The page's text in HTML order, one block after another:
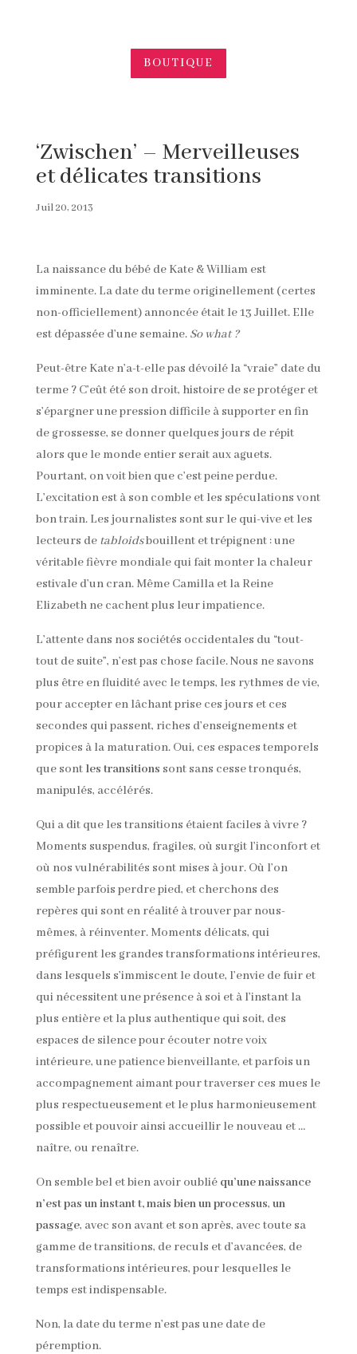
BOUTIQUE
‘Zwischen’ – Merveilleuses
et délicates transitions
Juil 20, 2013
La naissance du bébé de Kate & William est
imminente. La date du terme originellement (certes
non-officiellement) annoncée était le 13 Juillet. Elle
est dépassée d’une semaine. So what ?
Peut-être Kate n’a-t-elle pas dévoilé la “vraie” date du
terme ? C’eût été son droit, histoire de se protéger et
s’épargner une pression difficile à supporter en fin
de grossesse, se donner quelques jours de répit
alors que le monde entier serait aux aguets.
Pourtant, on voit bien que c’est peine perdue.
L’excitation est à son comble et les spéculations vont
bon train. Les journalistes sont sur le qui-vive et les
lecteurs de tabloidsbouillent et trépignent : une
véritable fièvre mondiale qui fait monter la chaleur
estivale d’un cran. Même Camilla et la Reine
Elizabeth ne cachent plus leur impatience.
L’attente dans nos sociétés occidentales du “tout-
tout de suite”, n’est pas chose facile. Nous ne savons
plus être en fluidité avec le temps, les rythmes de vie,
pour accepter en lâchant prise ces jours et ces
secondes qui passent, riches d’enseignements et
propices à la maturation. Oui, ces espaces temporels
que sont les transitions sont sans cesse tronqués,
manipulés, accélérés.
Qui a dit que les transitions étaient faciles à vivre ?
Moments suspendus, fragiles, où surgit l’inconfort et
où nos vulnérabilités sont mises à jour. Où l’on
semble parfois perdre pied, et cherchons des
repères qui sont en réalité à trouver par nous-
mêmes, à réinventer. Moments délicats, qui
préfigurent les grandes transformations intérieures,
dans lesquels s’immiscent le doute, l’envie de fuir et
qui nécessitent une présence à soi et à l’instant la
plus entière et la plus authentique qui soit, des
espaces de silence pour écouter notre voix
intérieure, une patience bienveillante, et parfois un
accompagnement aimant pour traverser ces mues le
plus respectueusement et le plus harmonieusement
possible et pouvoir ainsi accueillir le nouveau et …
naître, ou renaître.
On semble bel et bien avoir oublié qu’une naissance
n’est pas un instant t, mais bien un processus, un
passage, avec son avant et son après, avec toute sa
gamme de transitions, de reculs et d’avancées, de
transformations intérieures, pour lesquelles le
temps est indispensable.
Non, la date du terme n’est pas une date de
péremption.